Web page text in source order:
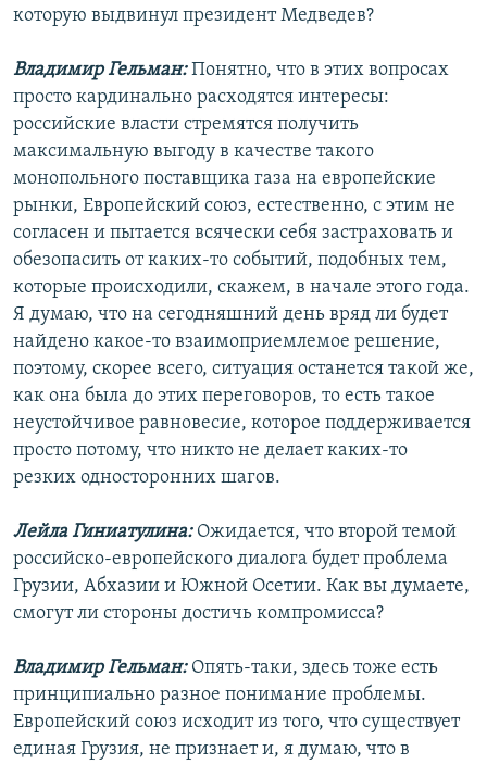
которую выдвинул президент Медведев?
Владимир Гельман:Понятно, что в этих вопросах
просто кардинально расходятся интересы:
российские власти стремятся получить
максимальную выгоду в качестве такого
монопольного поставщика газа на европейские
рынки, Европейский союз, естественно, с этим не
согласен и пытается всячески себя застраховать и
обезопасить от каких-то событий, подобных тем,
которые происходили, скажем, в начале этого года.
Я думаю, что на сегодняшний день вряд ли будет
найдено какое-то взаимоприемлемое решение,
поэтому, скорее всего, ситуация останется такой же,
как она была до этих переговоров, то есть такое
неустойчивое равновесие, которое поддерживается
просто потому, что никто не делает каких-то
резких односторонних шагов.
Лейла Гиниатулина: Ожидается, что второй темой
российско-европейского диалога будет проблема
Грузии, Абхазии и Южной Осетии. Как вы думаете,
смогут ли стороны достичь компромисса?
Владимир Гельман:Опять-таки, здесь тоже есть
принципиально разное понимание проблемы.
Европейский союз исходит из того, что существует
единая Грузия, не признает и, я думаю, что в